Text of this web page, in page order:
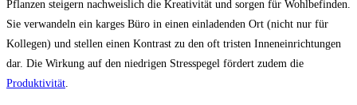
Pflanzen steigern nachweislich die Kreativität und sorgen für Wohlbefinden.
Sie verwandeln ein karges Büro in einen einladenden Ort (nicht nur für
Kollegen) und stellen einen Kontrast zu den oft tristen Inneneinrichtungen
dar. Die Wirkung auf den niedrigen Stresspegel fördert zudem die
Produktivität